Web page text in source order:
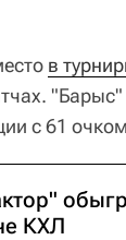
в
"Барыс"
с 61
КХЛ